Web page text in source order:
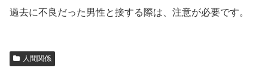
過去に不良だった男性と接する際は、注意が必要です。
人間関係